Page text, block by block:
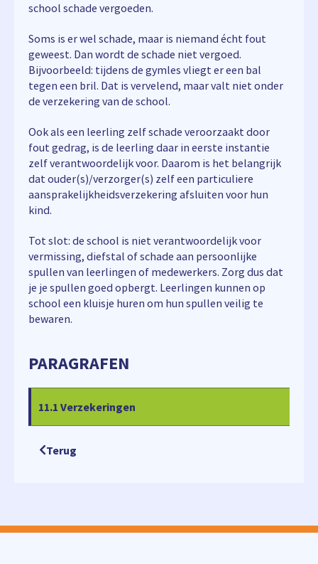
school schade vergoeden.
Soms is er wel schade, maar is niemand écht fout
geweest. Dan wordt de schade niet vergoed.
Bijvoorbeeld: tijdens de gymles vliegt er een bal
tegen een bril. Dat is vervelend, maar valt niet onder
de verzekering van de school.
Ook als een leerling zelf schade veroorzaakt door
fout gedrag, is de leerling daar in eerste instantie
zelf verantwoordelijk voor. Daarom is het belangrijk
dat ouder(s)/verzorger(s) zelf een particuliere
aansprakelijkheidsverzekering afsluiten voor hun
kind.
Tot slot: de school is niet verantwoordelijk voor
vermissing, diefstal of schade aan persoonlijke
spullen van leerlingen of medewerkers. Zorg dus dat
je je spullen goed opbergt. Leerlingen kunnen op
school een kluisje huren om hun spullen veilig te
bewaren.
PARAGRAFEN
11.1 Verzekeringen
Terug